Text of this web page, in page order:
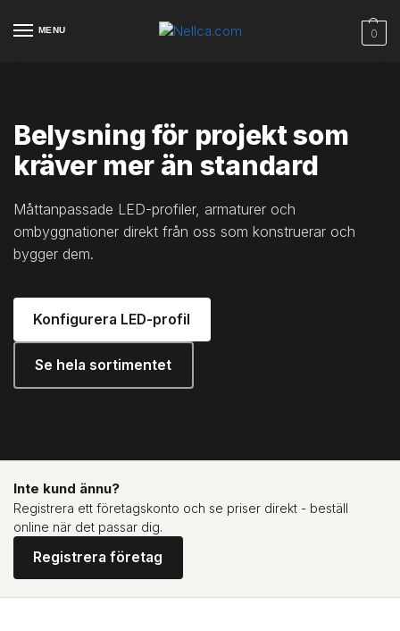
MENU 0
Belysning för projekt som
kräver mer än standard
Måttanpassade LED-profiler, armaturer och
ombyggnationer direkt från oss som konstruerar och
bygger dem.
Konfigurera LED-profil
Se hela sortimentet
Inte kund ännu?
Registrera ett företagskonto och se priser direkt - beställ
online när det passar dig.
Registrera företag